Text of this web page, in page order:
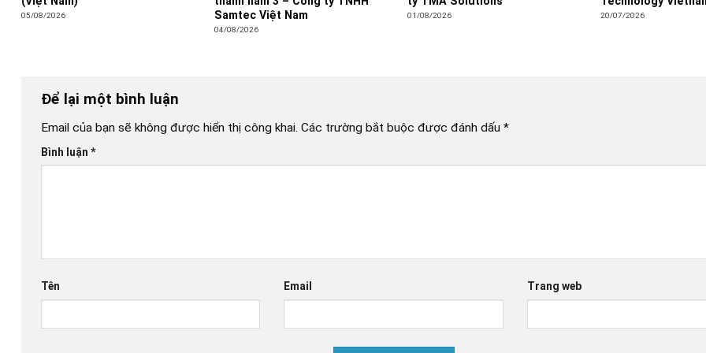
05/08/2026
Samtec Việt Nam
04/08/2026
01/08/2026 20/07/2026
Để lại một bình luận
Email của bạn sẽ không được hiển thị công khai. Các trường bắt buộc được đánh dấu *
Bình luận *
Tên Email Trang web